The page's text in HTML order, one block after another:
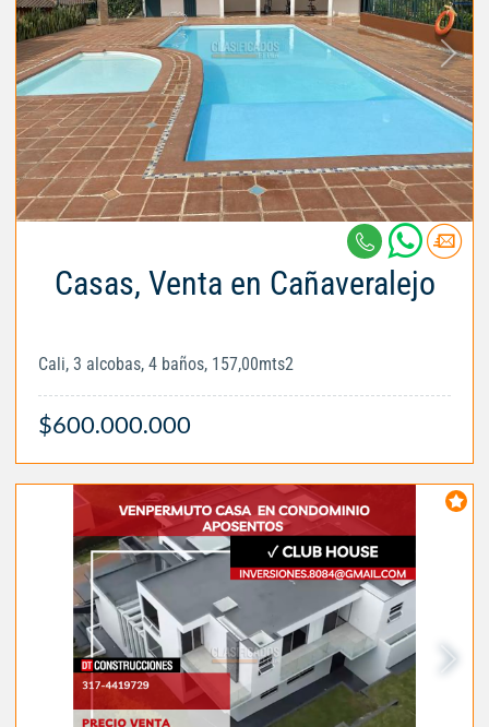
Casas, Venta en Cañaveralejo
Cali, 3 alcobas, 4 baños, 157,00mts2
$600.000.000